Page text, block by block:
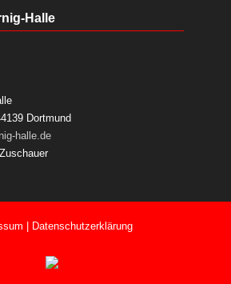
Halle
Dortmund
halle.de
Datenschutzerklärung